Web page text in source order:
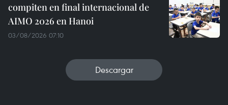
compiten en final internacional de
AIMO 2026 en Hanoi
03/08/2026 07:10
Descargar